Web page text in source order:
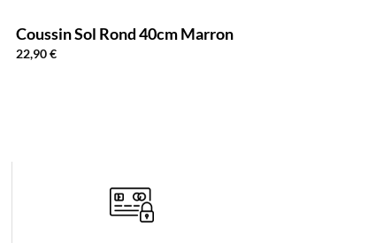
Coussin Sol Rond 40cm Marron
22,90€